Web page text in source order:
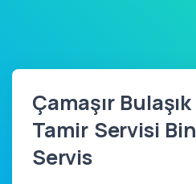
Çamaşır
Tamir Servisi
Servis